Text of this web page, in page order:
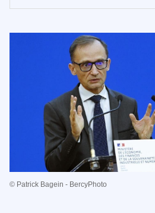
© Patrick Bagein - BercyPhoto